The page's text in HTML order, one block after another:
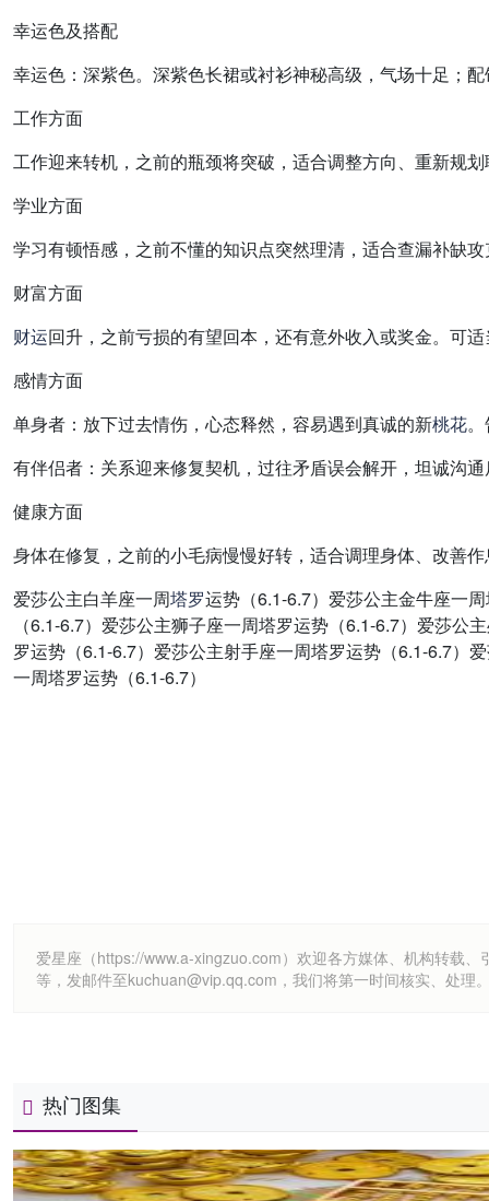
幸运色及搭配
幸运色：深紫色。深紫色长裙或衬衫神秘高级，气场十足；
工作方面
工作迎来转机，之前的瓶颈将突破，适合调整方向、重新规
学业方面
学习有顿悟感，之前不懂的知识点突然理清，适合查漏补缺
财富方面
财运回升，之前亏损的有望回本，还有意外收入或奖金。可
感情方面
单身者：放下过去情伤，心态释然，容易遇到真诚的新桃花
有伴侣者：关系迎来修复契机，过往矛盾误会解开，坦诚沟
健康方面
身体在修复，之前的小毛病慢慢好转，适合调理身体、改善
爱莎公主白羊座一周塔罗运势（6.1-6.7）爱莎公主金牛座一
（6.1-6.7）爱莎公主狮子座一周塔罗运势（6.1-6.7）爱莎
罗运势（6.1-6.7）爱莎公主射手座一周塔罗运势（6.1-6.7）
一周塔罗运势（6.1-6.7）
爱星座（https://www.a-xingzuo.com）欢迎各方媒体、机构转载
等，发邮件至kuchuan@vip.qq.com，我们将第一时间核实、处理
热门图集